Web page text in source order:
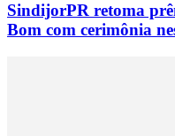
SindijorPR retoma
Bom com cerimônia